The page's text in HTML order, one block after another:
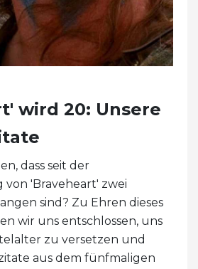
wird 20: Unsere
dass seit der
'Braveheart' zwei
sind? Zu Ehren dieses
wir uns entschlossen, uns
zu versetzen und
aus dem fünfmaligen